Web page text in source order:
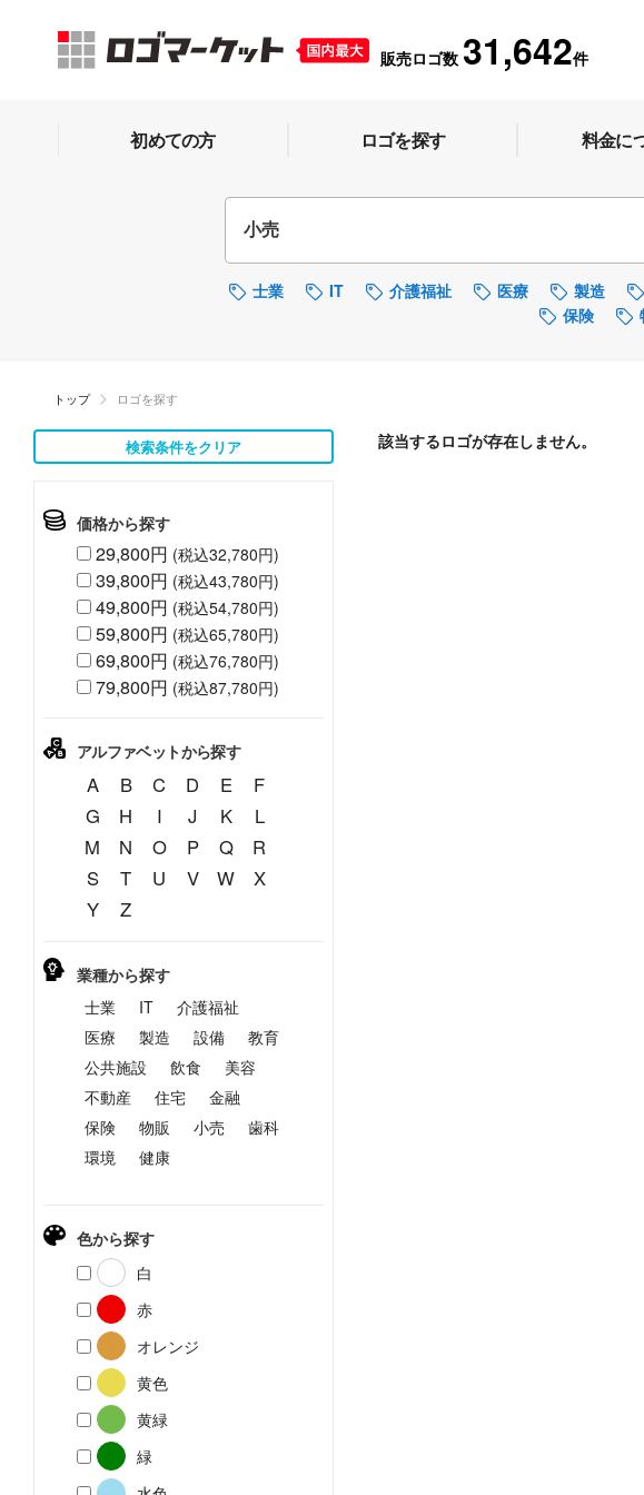
販売ロゴ数 31,642件
初めての方 ロゴを探す 料金に
士業 IT 介護福祉 医療 製造
保険
トップ ロゴを探す
検索条件をクリア
価格から探す
29,800円 (税込32,780円)
39,800円 (税込43,780円)
49,800円 (税込54,780円)
59,800円 (税込65,780円)
69,800円 (税込76,780円)
79,800円 (税込87,780円)
アルファベットから探す
A B C D E
F
G
H I J K
L
M
N O P Q
R
S
T U V W
X
Y
Z
業種から探す
士業
IT
介護福祉
医療
製造 設備
教育
公共施設
飲食
美容
不動産
住宅
金融
保険
物販 小売
歯科
環境
健康
色から探す
白
赤
オレンジ
黄色
黄緑
緑
該当するロゴが存在しません。